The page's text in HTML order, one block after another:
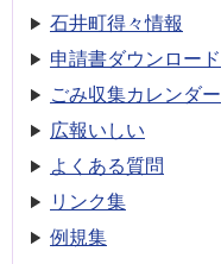
石井町得々情報
申請書ダウンロード
ごみ収集カレンダー
広報いしい
よくある質問
リンク集
例規集